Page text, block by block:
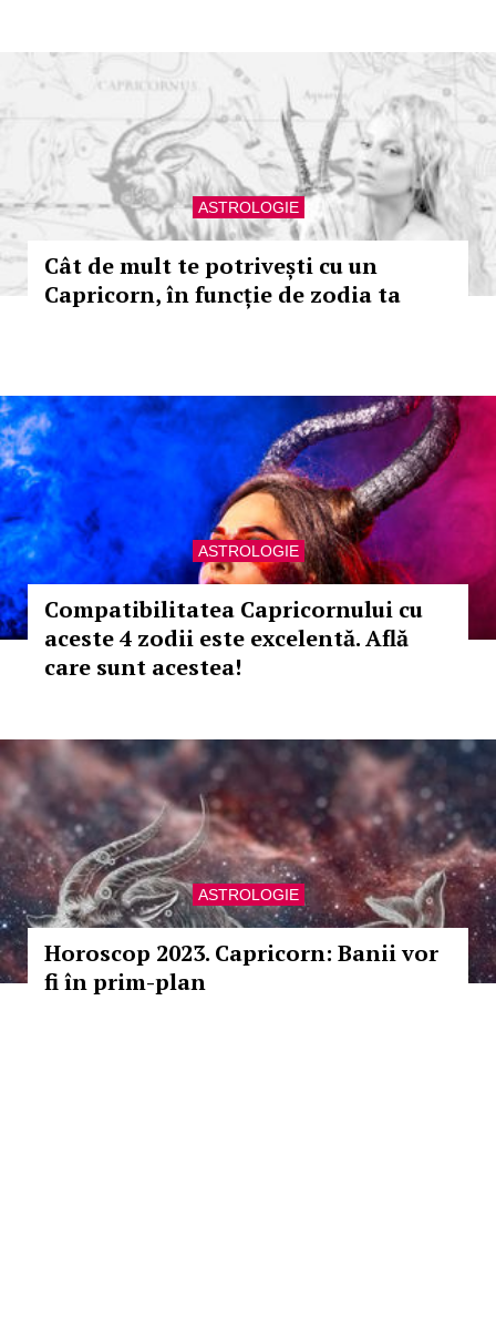
ASTROLOGIE
Cât de mult te potrivești cu un
Capricorn, în funcție de zodia ta
ASTROLOGIE
Compatibilitatea Capricornului cu
aceste 4 zodii este excelentă. Află
care sunt acestea!
ASTROLOGIE
Horoscop 2023. Capricorn: Banii vor
fi în prim-plan